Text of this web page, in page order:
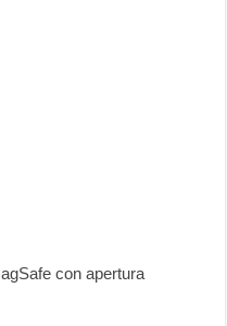
con apertura